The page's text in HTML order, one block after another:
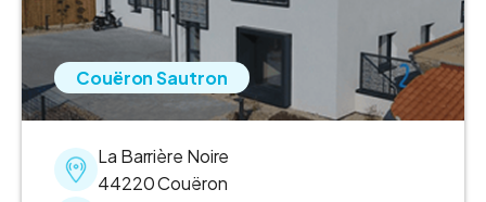
Couëron Sautron
La Barrière Noire
44220 Couëron